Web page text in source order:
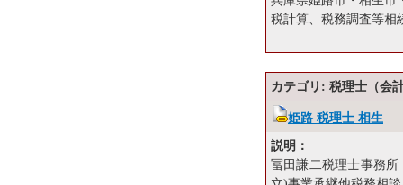
税計算、税務調査等相
カテゴリ: 税理士（会
姫路 税理士 相生
説明：
冨田謙二税理士事務